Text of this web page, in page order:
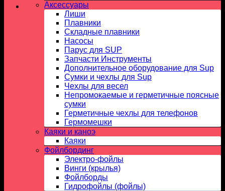
Аксессуары
Лиши
Плавники
Складные плавники
Насосы
Парус для SUP
Запчасти Инструменты
Дополнительное оборудование для Sup
Сумки и чехлы для Sup
Чехлы для весел
Непромокаемые и герметичные поясные
сумки
Герметичные чехлы для телефонов
Гермомешки
Каяки и каноэ
Каяки
Фойлбординг
Электро-фойлы
Винги (крылья)
Фойлборды
Гидрофойлы (фойлы)